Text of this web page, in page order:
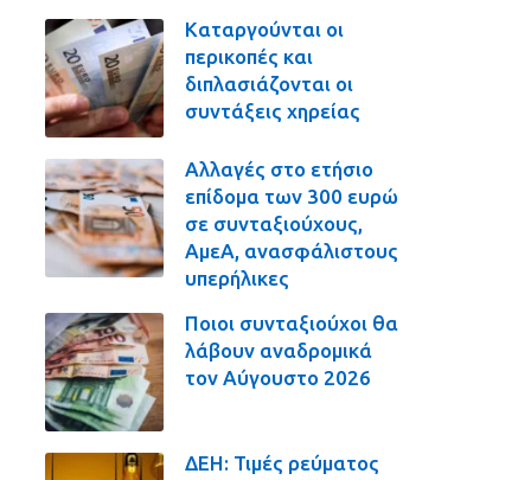
Καταργούνται οι
περικοπές και
διπλασιάζονται οι
συντάξεις χηρείας
Αλλαγές στο ετήσιο
επίδομα των 300 ευρώ
σε συνταξιούχους,
ΑμεΑ, ανασφάλιστους
υπερήλικες
Ποιοι συνταξιούχοι θα
λάβουν αναδρομικά
τον Αύγουστο 2026
ΔΕΗ: Τιμές ρεύματος